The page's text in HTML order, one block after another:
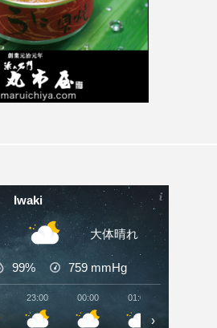
Iwaki
大体晴れ
99% 759 mmHg
23:00 00:00 01:00
›